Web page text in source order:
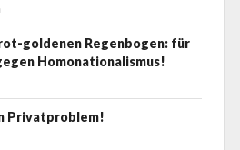
goldenen Regenbogen: für
Homonationalismus!
Privatproblem!